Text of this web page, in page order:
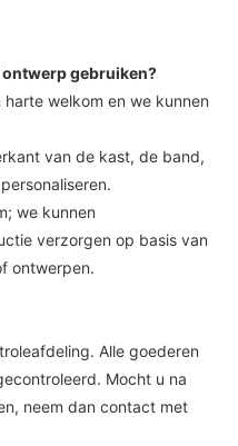
gebruiken?
welkom en we kunnen
van de kast, de band,
we kunnen
verzorgen op basis van
ontwerpen.
Alle goederen
Mocht u na
neem dan contact met